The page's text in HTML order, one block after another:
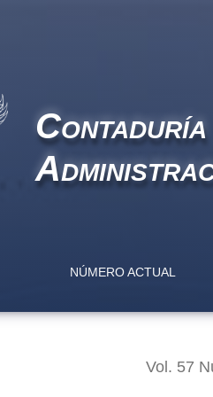
de un sistema de
NÚMERO ACTUAL
Vol. 57